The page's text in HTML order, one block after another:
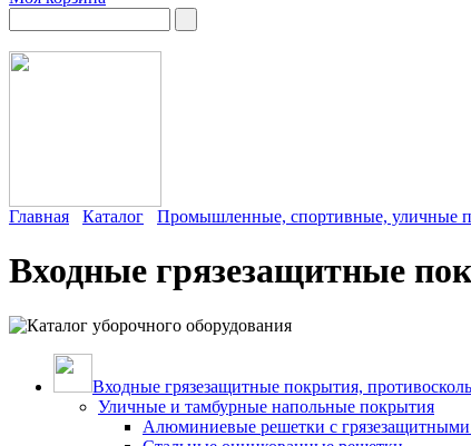
Главная Каталог Промышленные, спортивные, уличные
Входные грязезащитные
Входные грязезащитные покрытия,
Уличные и тамбурные напольные покрытия
Алюминиевые решетки с грязезащитными